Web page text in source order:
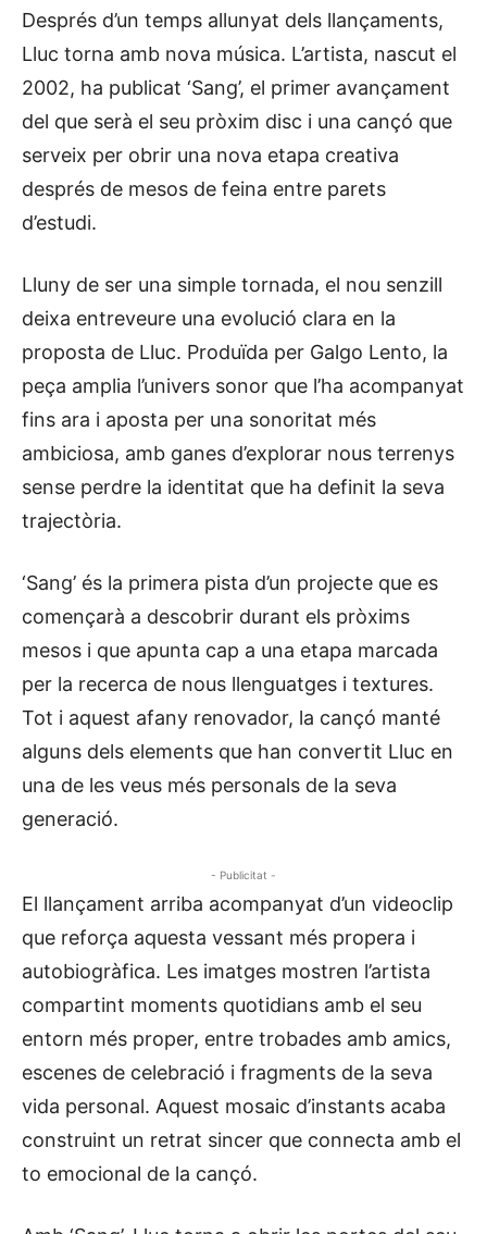
Després d’un temps allunyat dels llançaments,
Lluc torna amb nova música. L’artista, nascut el
2002, ha publicat ‘Sang’, el primer avançament
del que serà el seu pròxim disc i una cançó que
serveix per obrir una nova etapa creativa
després de mesos de feina entre parets
d’estudi.
Lluny de ser una simple tornada, el nou senzill
deixa entreveure una evolució clara en la
proposta de Lluc. Produïda per Galgo Lento, la
peça amplia l’univers sonor que l’ha acompanyat
fins ara i aposta per una sonoritat més
ambiciosa, amb ganes d’explorar nous terrenys
sense perdre la identitat que ha definit la seva
trajectòria.
‘Sang’ és la primera pista d’un projecte que es
començarà a descobrir durant els pròxims
mesos i que apunta cap a una etapa marcada
per la recerca de nous llenguatges i textures.
Tot i aquest afany renovador, la cançó manté
alguns dels elements que han convertit Lluc en
una de les veus més personals de la seva
generació.
- Publicitat -
El llançament arriba acompanyat d’un videoclip
que reforça aquesta vessant més propera i
autobiogràfica. Les imatges mostren l’artista
compartint moments quotidians amb el seu
entorn més proper, entre trobades amb amics,
escenes de celebració i fragments de la seva
vida personal. Aquest mosaic d’instants acaba
construint un retrat sincer que connecta amb el
to emocional de la cançó.